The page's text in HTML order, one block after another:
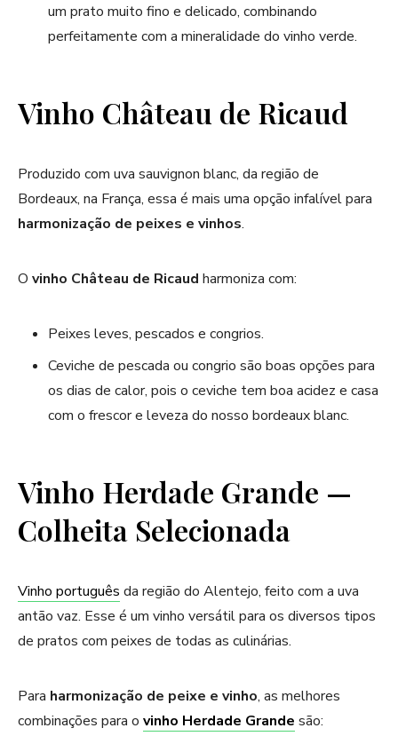
um prato muito fino e delicado, combinando
perfeitamente com a mineralidade do vinho verde.
Vinho Château de Ricaud
Produzido com uva sauvignon blanc, da região de
Bordeaux, na França, essa é mais uma opção infalível para
harmonização de peixes e vinhos.
O vinho Château de Ricaud harmoniza com:
Peixes leves, pescados e congrios.
Ceviche de pescada ou congrio são boas opções para
os dias de calor, pois o ceviche tem boa acidez e casa
com o frescor e leveza do nosso bordeaux blanc.
Vinho Herdade Grande —
Colheita Selecionada
Vinho português da região do Alentejo, feito com a uva
antão vaz. Esse é um vinho versátil para os diversos tipos
de pratos com peixes de todas as culinárias.
Para harmonização de peixe e vinho, as melhores
combinações para o vinho Herdade Grande são: